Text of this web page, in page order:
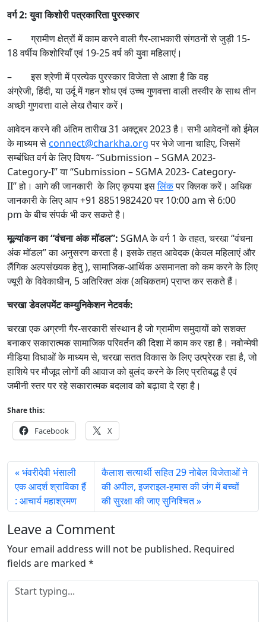
वर्ग2:युवा किशोरी पत्रकारिता पुरस्कार
– ग्रामीण क्षेत्रों में काम करने वाली गैर-लाभकारी संगठनों से जुड़ी 15-
18 वर्षीय किशोरियाँ एवं 19-25 वर्ष की युवा महिलाएं।
– इस श्रेणी में प्रत्येक पुरस्कार विजेता से आशा है कि वह
अंग्रेजी, हिंदी, या उर्दू में गहन शोध एवं उच्च गुणवत्ता वाली तस्वीर के साथ तीन
अच्छी गुणवत्ता वाले लेख तैयार करें।
आवेदन करने की अंतिम तारीख 31 अक्टूबर 2023 है। सभी आवेदनों को ईमेल
के माध्यम सेconnect@charkha.orgपर भेजे जाना चाहिए, जिसमें
सम्बंधित वर्ग के लिए विषय- “Submission – SGMA 2023-
Category-I” या “Submission – SGMA 2023- Category-
II” हो। आगे की जानकारी के लिए कृपया इसलिंकपर क्लिक करें। अधिक
जानकारी के लिए आप +91 8851982420 पर 10:00 am से 6:00
pm के बीच संपर्क भी कर सकते है।
मूल्यांकन का “वंचना अंक मॉडल”: SGMA के वर्ग 1 के तहत, चरखा “वंचना
अंक मॉडल” का अनुसरण करता है। इसके तहत आवेदक (केवल महिलाएं और
लैंगिक अल्पसंख्यक हेतु ), सामाजिक-आर्थिक असमानता को कम करने के लिए
ज्यूरी के विवेकाधीन, 5 अतिरिक्त अंक (अधिकतम) प्राप्त कर सकते हैं।
चरखा डेवलपमेंट कम्युनिकेशन नेटवर्क:
चरखा एक अग्रणी गैर-सरकारी संस्थान है जो ग्रामीण समुदायों को सशक्त
बनाकर सकारात्मक सामाजिक परिवर्तन की दिशा में काम कर रहा है। नवोन्मेषी
मीडिया विधाओं के माध्यम से, चरखा सतत विकास के लिए उत्प्रेरक रहा है, जो
हाशिये पर मौजूद लोगों की आवाज को बुलंद करने के लिए प्रतिबद्ध है एवं
जमीनी स्तर पर रहे सकारात्मक बदलाव को बढ़ावा दे रहा है।
Share this:
Facebook X
भंवरीदेवी भंसाली
एक आदर्श श्राविका हैं
: आचार्य महाश्रमण
कैलाश सत्यार्थी सहित 29 नोबेल विजेताओं ने
की अपील, इजराइल-हमास की जंग में बच्चों
की सुरक्षा की जाए सुनिश्चित
Leave a Comment
Your email address will not be published. Required
fields are marked *